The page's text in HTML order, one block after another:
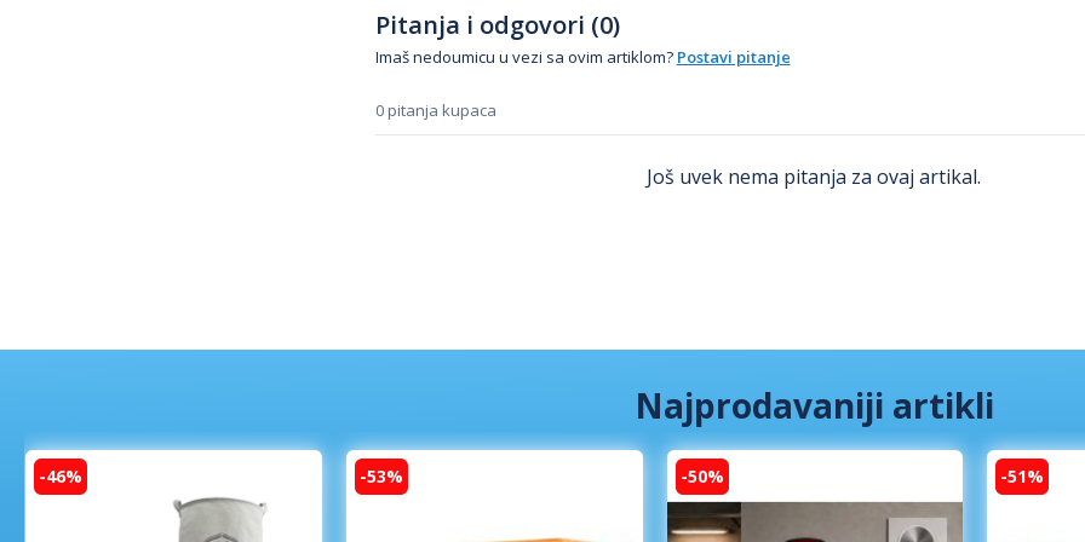
Pitanja i odgovori (0)
Imaš nedoumicu u vezi sa ovim artiklom? Postavi pitanje
0 pitanja kupaca
Još uvek nema pitanja za ovaj artikal.
Najprodavaniji artikli
-46% -53% -50% -51%